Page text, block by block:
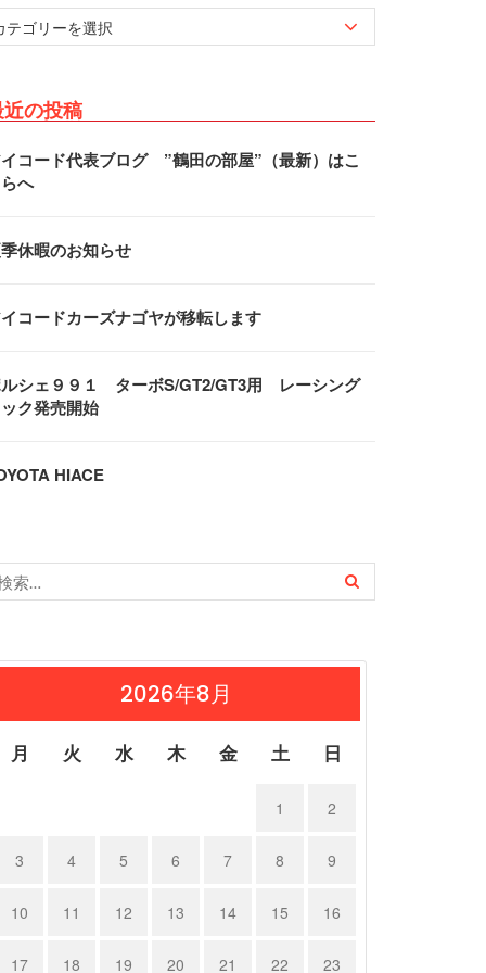
の投稿
コード代表ブログ ”鶴田の部屋”（最新）はこ
へ
休暇のお知らせ
コードカーズナゴヤが移転します
シェ９９１ ターボS/GT2/GT3用 レーシング
ク発売開始
HIACE
2026年8月
月 火 水 木 金 土 日
1 2
3 4 5 6 7 8 9
10 11 12 13 14 15 16
17 18 19 20 21 22 23